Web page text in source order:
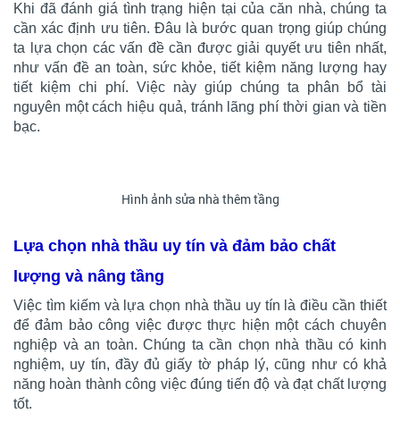
Khi đã đánh giá tình trạng hiện tại của căn nhà, chúng ta
cần xác định ưu tiên. Đâu là bước quan trọng giúp chúng
ta lựa chọn các vấn đề cần được giải quyết ưu tiên nhất,
như vấn đề an toàn, sức khỏe, tiết kiệm năng lượng hay
tiết kiệm chi phí. Việc này giúp chúng ta phân bổ tài
nguyên một cách hiệu quả, tránh lãng phí thời gian và tiền
bạc.
Hình ảnh sửa nhà thêm tầng
Lựa chọn nhà thầu uy tín và đảm bảo chất
lượng và nâng tầng
Việc tìm kiếm và lựa chọn nhà thầu uy tín là điều cần thiết
để đảm bảo công việc được thực hiện một cách chuyên
nghiệp và an toàn. Chúng ta cần chọn nhà thầu có kinh
nghiệm, uy tín, đầy đủ giấy tờ pháp lý, cũng như có khả
năng hoàn thành công việc đúng tiến độ và đạt chất lượng
tốt.